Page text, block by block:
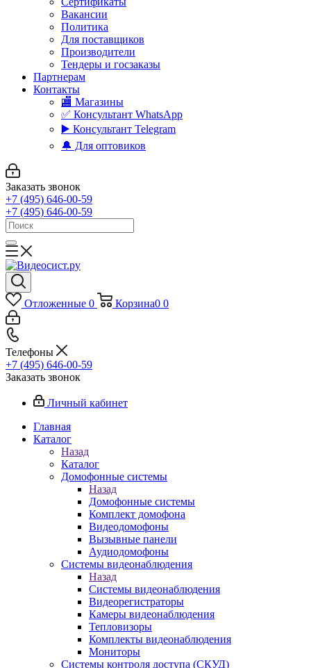
Вакансии
Политика
Для поставщиков
Производители
Тендеры и госзаказы
Партнерам
Контакты
🏬 Магазины
✅️ Консультант WhatsApp
▶️ Консультант Telegram
🔔 Для оптовиков
Заказать звонок
+7 (495) 646-00-59
+7 (495) 646-00-59
Отложенные 0 Корзина0 0
Телефоны
+7 (495) 646-00-59
Заказать звонок
Личный кабинет
Главная
Каталог
Назад
Каталог
Домофонные системы
Назад
Домофонные системы
Комплект домофона
Видеодомофоны
Вызывные панели
Аудиодомофоны
Системы видеонаблюдения
Назад
Системы видеонаблюдения
Видеорегистраторы
Камеры видеонаблюдения
Тепловизоры
Комплекты видеонаблюдения
Мониторы
Системы контроля доступа (СКУД)